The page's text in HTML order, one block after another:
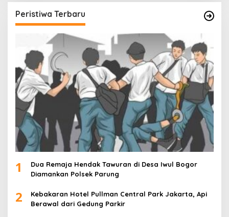
Peristiwa Terbaru
1
Dua Remaja Hendak Tawuran di Desa Iwul Bogor
Diamankan Polsek Parung
2
Kebakaran Hotel Pullman Central Park Jakarta, Api
Berawal dari Gedung Parkir